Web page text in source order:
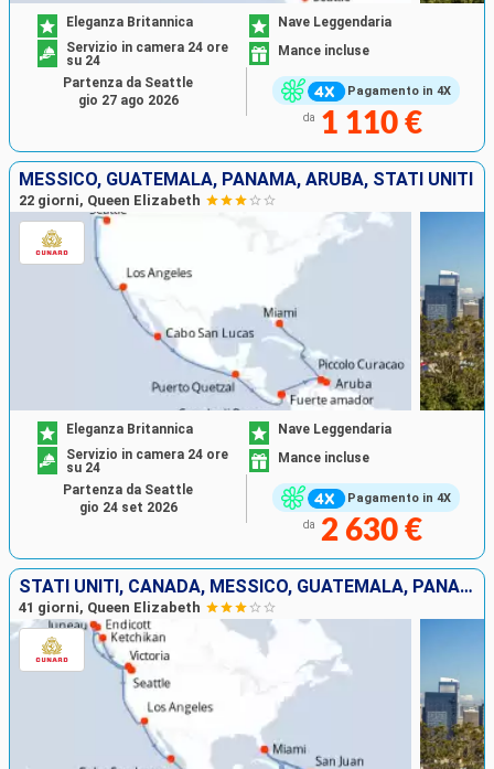
Pagamento in 4X
Eleganza Britannica
Nave Leggendaria
Servizio in camera 24 ore
su 24
Mance incluse
da 1 110 €
Partenza da Seattle
gio 27 ago 2026
MESSICO, GUATEMALA, PANAMA, ARUBA, STATI UNITI
22 giorni, Queen Elizabeth
Pagamento in 4X
Eleganza Britannica
Nave Leggendaria
Servizio in camera 24 ore
su 24
Mance incluse
da 2 630 €
Partenza da Seattle
gio 24 set 2026
STATI UNITI, CANADA, MESSICO, GUATEMALA, PANAMA, ARUBA, PORTORICO, ANTIGUA E BARBUDA, SANTA LUCIA, BARBADOS, SAINT MARTIN, TORTOLA
41 giorni, Queen Elizabeth